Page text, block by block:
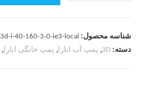
شناسه محصول: 3d-i-40-160-3-0-ie3-local
دسته:3D
, پمپ آب ابارا, پمپ خانگی ابارا,